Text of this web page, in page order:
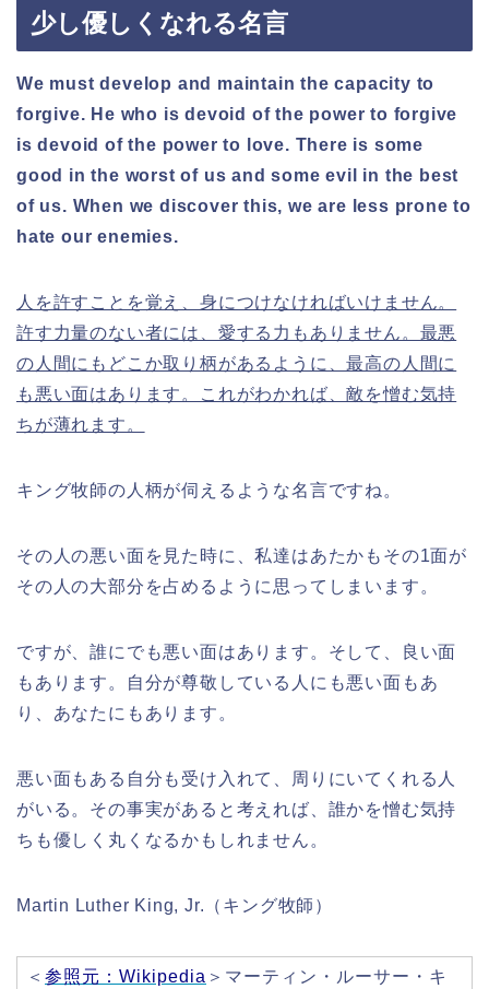
少し優しくなれる名言
We must develop and maintain the capacity to
forgive. He who is devoid of the power to forgive
is devoid of the power to love. There is some
good in the worst of us and some evil in the best
of us. When we discover this, we are less prone to
hate our enemies.
人を許すことを覚え、身につけなければいけません。
許す力量のない者には、愛する力もありません。最悪
の人間にもどこか取り柄があるように、最高の人間に
も悪い面はあります。これがわかれば、敵を憎む気持
ちが薄れます。
キング牧師の人柄が伺えるような名言ですね。
その人の悪い面を見た時に、私達はあたかもその1面が
その人の大部分を占めるように思ってしまいます。
ですが、誰にでも悪い面はあります。そして、良い面
もあります。自分が尊敬している人にも悪い面もあ
り、あなたにもあります。
悪い面もある自分も受け入れて、周りにいてくれる人
がいる。その事実があると考えれば、誰かを憎む気持
ちも優しく丸くなるかもしれません。
Martin Luther King, Jr.（キング牧師）
＜ 参照元：Wikipedia ＞マーティン・ルーサー・キ